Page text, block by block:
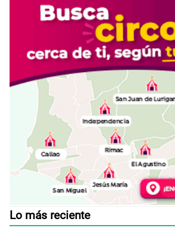
Lo más reciente